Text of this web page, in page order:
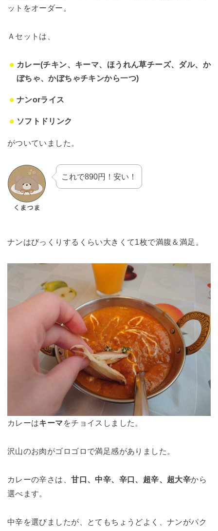
ットをオーダー。
Ａセットは、
カレー(チキン、キーマ、ほうれん草チーズ、ダル、か
ぼちゃ、かぼちゃチキンから一つ)
ナンorライス
ソフトドリンク
がついていました。
これで890円！安い！
ナンはびっくりするくらい大きくて1枚で満腹＆満足。
カレーはキーマ をチョイスしました。
沢山のお肉がゴロゴロで満足感がありました。
カレーの辛さは、甘口、中辛、辛口、超辛、超大辛から
選べます。
中辛を選びましたが、とてもちょうどよく、ナンがパク